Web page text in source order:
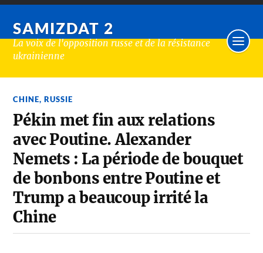
SAMIZDAT 2
La voix de l'opposition russe et de la résistance
ukrainienne
CHINE,RUSSIE
Pékin met fin aux relations
avec Poutine. Alexander
Nemets : La période de bouquet
de bonbons entre Poutine et
Trump a beaucoup irrité la
Chine